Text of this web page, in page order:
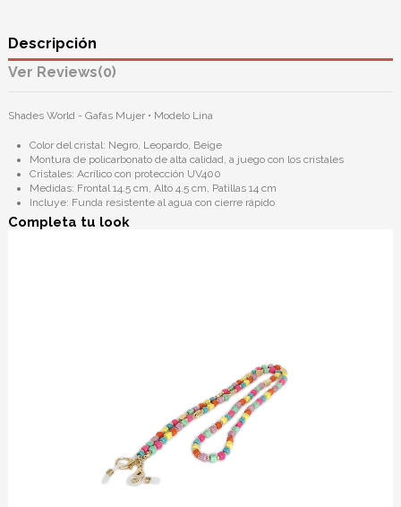
Descripción
Reviews(0)
Shades World - Gafas Mujer • Modelo Lina
Color del cristal: Negro, Leopardo, Beige
Montura de policarbonato de alta calidad, a juego con los cristales
Cristales: Acrílico con protección UV400
Medidas: Frontal 14.5 cm, Alto 4.5 cm, Patillas 14 cm
Incluye: Funda resistente al agua con cierre rápido
Completa tu look